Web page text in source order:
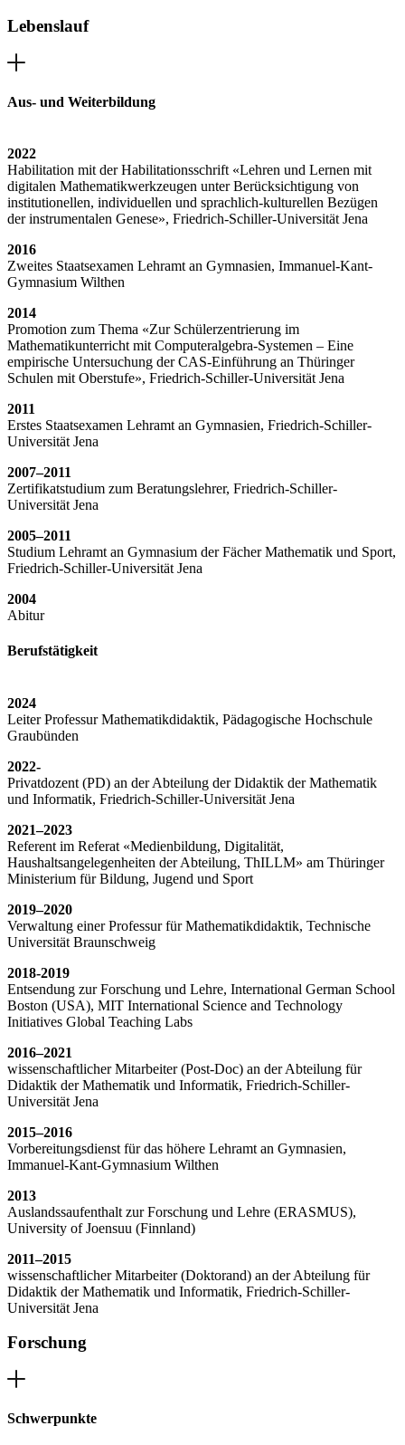
Lebenslauf
Aus- und Weiterbildung
2022
Habilitation mit der Habilitationsschrift «Lehren und Lernen mit
digitalen Mathematikwerkzeugen unter Berücksichtigung von
institutionellen, individuellen und sprachlich-kulturellen Bezügen
der instrumentalen Genese», Friedrich-Schiller-Universität Jena
2016
Zweites Staatsexamen Lehramt an Gymnasien, Immanuel-Kant-
Gymnasium Wilthen
2014
Promotion zum Thema «Zur Schülerzentrierung im
Mathematikunterricht mit Computeralgebra-Systemen – Eine
empirische Untersuchung der CAS-Einführung an Thüringer
Schulen mit Oberstufe», Friedrich-Schiller-Universität Jena
2011
Erstes Staatsexamen Lehramt an Gymnasien, Friedrich-Schiller-
Universität Jena
2007–2011
Zertifikatstudium zum Beratungslehrer, Friedrich-Schiller-
Universität Jena
2005–2011
Studium Lehramt an Gymnasium der Fächer Mathematik und Sport,
Friedrich-Schiller-Universität Jena
2004
Abitur
Berufstätigkeit
2024
Leiter Professur Mathematikdidaktik, Pädagogische Hochschule
Graubünden
2022-
Privatdozent (PD) an der Abteilung der Didaktik der Mathematik
und Informatik, Friedrich-Schiller-Universität Jena
2021–2023
Referent im Referat «Medienbildung, Digitalität,
Haushaltsangelegenheiten der Abteilung, ThILLM» am Thüringer
Ministerium für Bildung, Jugend und Sport
2019–2020
Verwaltung einer Professur für Mathematikdidaktik, Technische
Universität Braunschweig
2018-2019
Entsendung zur Forschung und Lehre, International German School
Boston (USA), MIT International Science and Technology
Initiatives Global Teaching Labs
2016–2021
wissenschaftlicher Mitarbeiter (Post-Doc) an der Abteilung für
Didaktik der Mathematik und Informatik, Friedrich-Schiller-
Universität Jena
2015–2016
Vorbereitungsdienst für das höhere Lehramt an Gymnasien,
Immanuel-Kant-Gymnasium Wilthen
2013
Auslandssaufenthalt zur Forschung und Lehre (ERASMUS),
University of Joensuu (Finnland)
2011–2015
wissenschaftlicher Mitarbeiter (Doktorand) an der Abteilung für
Didaktik der Mathematik und Informatik, Friedrich-Schiller-
Universität Jena
Forschung
Schwerpunkte